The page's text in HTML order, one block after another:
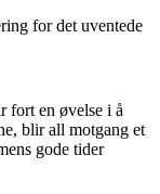
for det uventede
fort en øvelse i å
blir all motgang et
gode tider